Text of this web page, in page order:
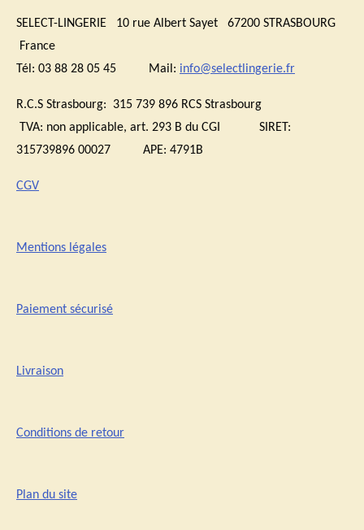
SELECT-LINGERIE 10 rue Albert Sayet 67200 STRASBOURG
France
Tél: 03 88 28 05 45 Mail: info@selectlingerie.fr
R.C.S Strasbourg: 315 739 896 RCS Strasbourg
TVA: non applicable, art. 293 B du CGI SIRET:
315739896 00027 APE: 4791B
CGV
Mentions légales
Paiement sécurisé
Livraison
Conditions de retour
Plan du site